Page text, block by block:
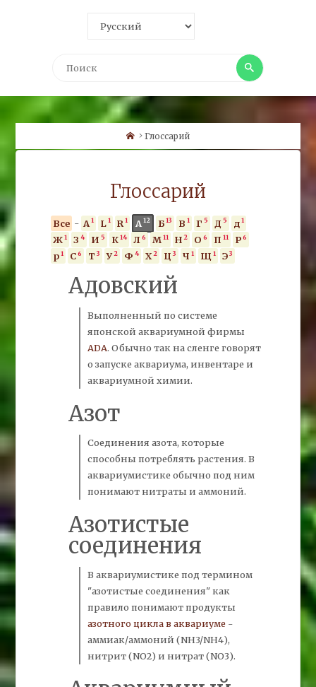
Поиск
HomeГлоссарий
Глоссарий
Все - A 1 L 1 R 1 А 12 Б 13 В 1 Г 5 Д 5 д 1
Ж 1 З 4 И 5 К 14 Л 6 М 11 Н 2 О 6 П 11 Р 6
р 1 С 6 Т 3 У 2 Ф 4 Х 2 Ц 3 Ч 1 Щ 1 Э 3
Адовский
Выполненный по системе
японской аквариумной фирмы
ADA. Обычно так на сленге говорят
о запуске аквариума, инвентаре и
аквариумной химии.
Азот
Соединения азота, которые
способны потреблять растения. В
аквариумистике обычно под ним
понимают нитраты и аммоний.
Азотистые
соединения
В аквариумистике под термином
"азотистые соединения"как
правило понимают продукты
азотного цикла в аквариуме -
аммиак/аммоний (NH3/NH4),
нитрит (NO2) и нитрат (NO3).